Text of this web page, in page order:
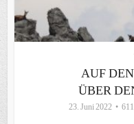
AUF
ÜBER
23. Juni 2022